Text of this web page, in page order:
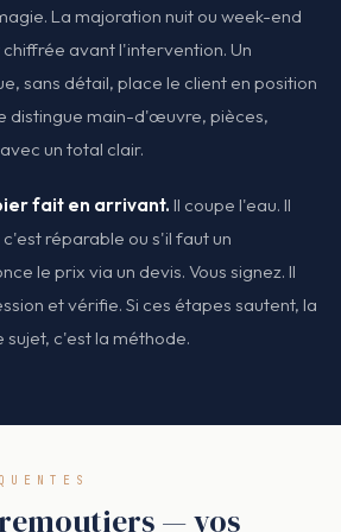
La majoration nuit ou week-end
avant l'intervention. Un
sans détail, place le client en position
distingue main-d'œuvre, pièces,
un total clair.
fait en arrivant. Il coupe l'eau. Il
c'est réparable ou s'il faut un
le prix via un devis. Vous signez. Il
et vérifie. Si ces étapes sautent, la
sujet, c'est la méthode.
— vos